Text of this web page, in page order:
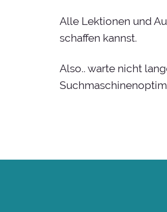
Alle Lektionen und
schaffen kannst.
Also.. warte nicht